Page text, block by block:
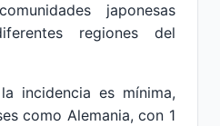
japonesas
regiones del
incidencia es mínima,
como Alemania, con 1